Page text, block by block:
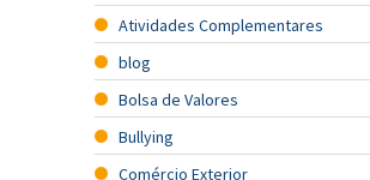
Atividades Complementares
blog
Bolsa de Valores
Bullying
Comércio Exterior